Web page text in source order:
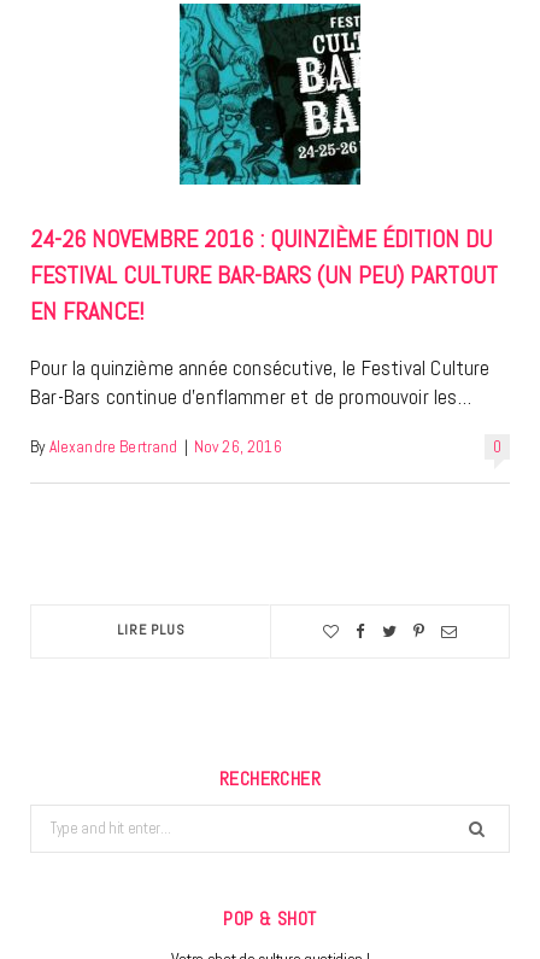
24-26 NOVEMBRE 2016 : QUINZIÈME ÉDITION DU
FESTIVAL CULTURE BAR-BARS (UN PEU) PARTOUT
EN FRANCE!
Pour la quinzième année consécutive, le Festival Culture
Bar-Bars continue d’enflammer et de promouvoir les…
0
By Alexandre Bertrand | Nov 26, 2016
LIRE PLUS
RECHERCHER
Search
for:
POP & SHOT